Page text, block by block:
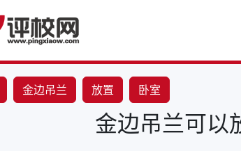
金边吊兰 放置 卧室
金边吊兰可以